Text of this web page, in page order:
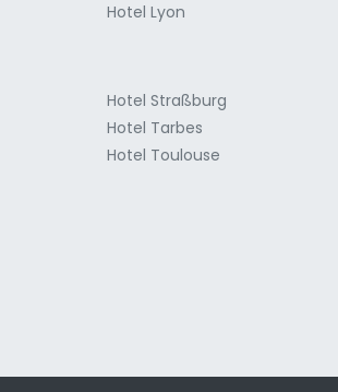
Hotel Lyon
Hotel Straßburg
Hotel Tarbes
Hotel Toulouse